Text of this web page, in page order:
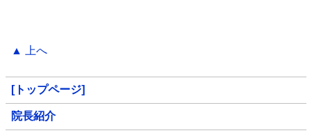
▲ 上へ
[トップページ]
院長紹介